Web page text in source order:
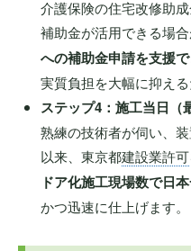
介護保険の住宅改修助
補助金が活用できる場
への補助金申請を支援
実質負担を大幅に抑え
ステップ4：施工当日（
熟練の技術者が伺い、
以来、東京都建設業許可
ドア化施工現場数で日
かつ迅速に仕上げます。